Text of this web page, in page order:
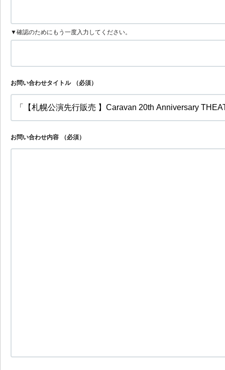
▼確認のためにもう一度入力してください。
お問い合わせタイトル （必須）
お問い合わせ内容 （必須）